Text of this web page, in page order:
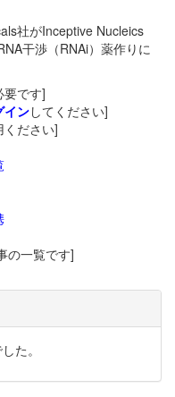
社がInceptive Nucleics
干渉（RNAi）薬作りに
要です]
インしてください]
ください]
の一覧です]
た。